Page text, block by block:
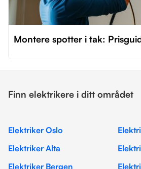
Montere spotter i tak:
Finn elektrikere i ditt området
Elektriker Oslo
Elektriker Alta
Elektriker Bergen